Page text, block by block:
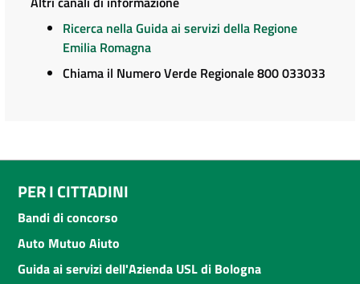
Ricerca nella Guida ai servizi della Regione
Emilia Romagna
Chiama il Numero Verde Regionale 800 033033
PER I CITTADINI
Bandi di concorso
Auto Mutuo Aiuto
Guida ai servizi dell'Azienda USL di Bologna